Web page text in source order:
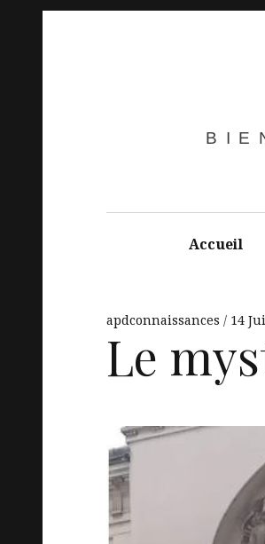
Accueil
apdconnaissances 14
Le